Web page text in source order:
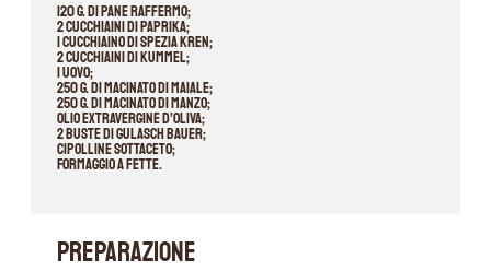
120 g. di pane raffermo;
2 cucchiaini di paprika;
1 cucchiaino di spezia kren;
2 cucchiaini di kummel;
1 uovo;
250 g. di macinato di maiale;
250 g. di macinato di manzo;
Olio extravergine d’oliva;
2 buste di Gulasch Bauer;
Cipolline sottaceto;
Formaggio a fette.
PREPARAZIONE